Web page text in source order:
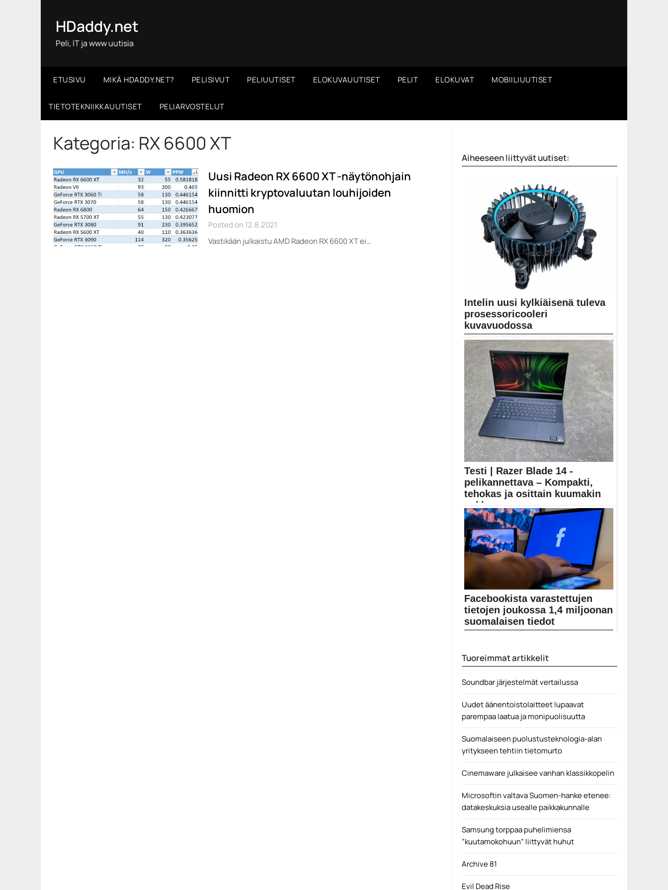
HDaddy.net
Peli, IT ja www uutisia
ETUSIVU MIKÄ HDADDY.NET? PELISIVUT PELIUUTISET ELOKUVAUUTISET PELIT ELOKUVAT MOBIILIUUTISET
TIETOTEKNIIKKAUUTISET PELIARVOSTELUT
Kategoria: RX 6600 XT
Uusi Radeon RX 6600 XT -näytönohjain
kiinnitti kryptovaluutan louhijoiden
huomion
Posted on 12.8.2021
Vastikään julkaistu AMD Radeon RX 6600 XT ei…
Aiheeseen liittyvät uutiset:
Intelin uusi kylkiäisenä tuleva
prosessoricooleri
kuvavuodossa
Kuvavuodon perusteella jäähdytystehossa tuskin
nähdään suurta parannusta. Muovin...
Alder Lake-S
Testi | Razer Blade 14 -
pelikannettava – Kompakti,
tehokas ja osittain kuumakin
pakkaus
Razerin uusin pelikannettava on monilta osin
mielenkiintoinen. Erityisesti...
pelikannettavat
Facebookista varastettujen
tietojen joukossa 1,4 miljoonan
suomalaisen tiedot
henkilötietoja on julkaistu verkossa hakkerifoorumilla.
Julkaistuissa tiedoissa on ainakin henkilöiden nimiä,
Tietotekniikkauutiset
Tuoreimmat artikkelit
Soundbar järjestelmät vertailussa
Uudet äänentoistolaitteet lupaavat
parempaa laatua ja monipuolisuutta
Suomalaiseen puolustusteknologia-alan
yritykseen tehtiin tietomurto
Cinemaware julkaisee vanhan klassikkopelin
Microsoftin valtava Suomen-hanke etenee:
datakeskuksia usealle paikkakunnalle
Samsung torppaa puhelimiensa
”kuutamokohuun” liittyvät huhut
Archive 81
Evil Dead Rise